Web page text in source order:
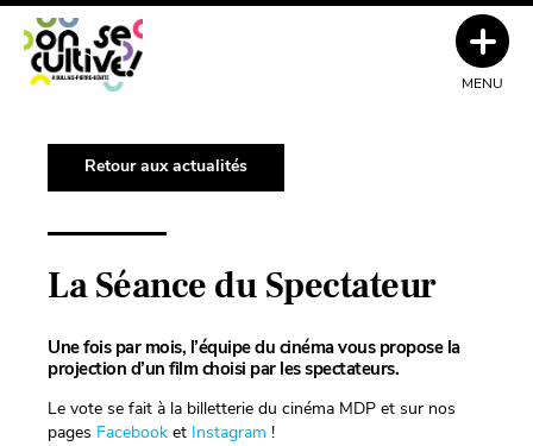
Retour aux actualités
La Séance du Spectateur
Une fois par mois, l’équipe du cinéma vous propose la
projection d’un film choisi par les spectateurs.
Le vote se fait à la billetterie du cinéma MDP et sur nos
pages Facebook et Instagram !
MENU